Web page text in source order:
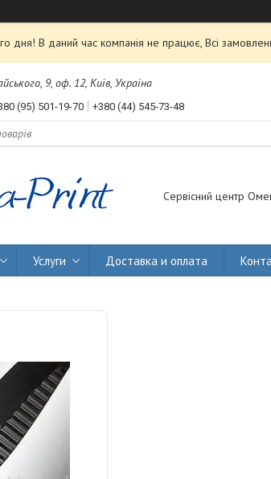
дня! В даний час компанія не працює, Всі
9, оф. 12, Київ, Україна
(95) 501-19-70 +380 (44) 545-73-48
Сервісний центр
Услуги Доставка и оплата